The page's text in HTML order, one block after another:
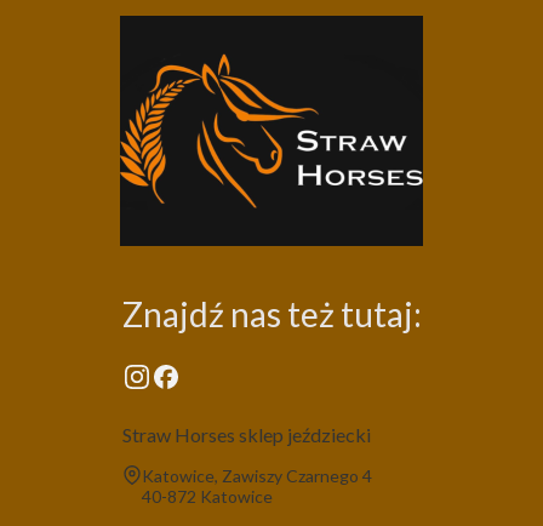
Znajdź nas też tutaj:
Straw Horses sklep jeździecki
Adres:
Katowice, Zawiszy Czarnego 4
40-872 Katowice